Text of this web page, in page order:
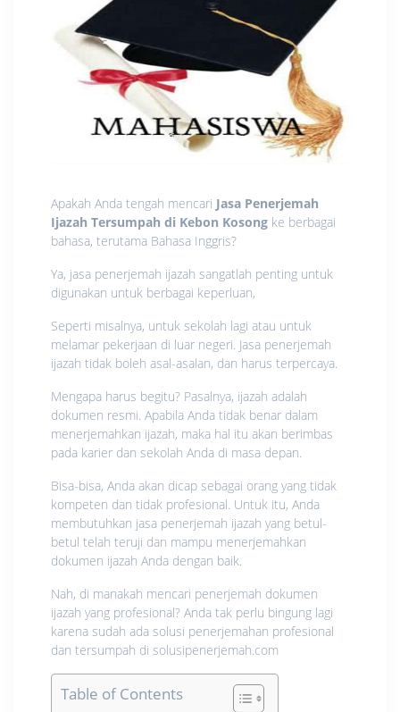
Apakah Anda tengah mencari Jasa Penerjemah
Ijazah Tersumpah di Kebon Kosong ke berbagai
bahasa, terutama Bahasa Inggris?
Ya, jasa penerjemah ijazah sangatlah penting untuk
digunakan untuk berbagai keperluan,
Seperti misalnya, untuk sekolah lagi atau untuk
melamar pekerjaan di luar negeri. Jasa penerjemah
ijazah tidak boleh asal-asalan, dan harus terpercaya.
Mengapa harus begitu? Pasalnya, ijazah adalah
dokumen resmi. Apabila Anda tidak benar dalam
menerjemahkan ijazah, maka hal itu akan berimbas
pada karier dan sekolah Anda di masa depan.
Bisa-bisa, Anda akan dicap sebagai orang yang tidak
kompeten dan tidak profesional. Untuk itu, Anda
membutuhkan jasa penerjemah ijazah yang betul-
betul telah teruji dan mampu menerjemahkan
dokumen ijazah Anda dengan baik.
Nah, di manakah mencari penerjemah dokumen
ijazah yang profesional? Anda tak perlu bingung lagi
karena sudah ada solusi penerjemahan profesional
dan tersumpah di solusipenerjemah.com
Table of Contents